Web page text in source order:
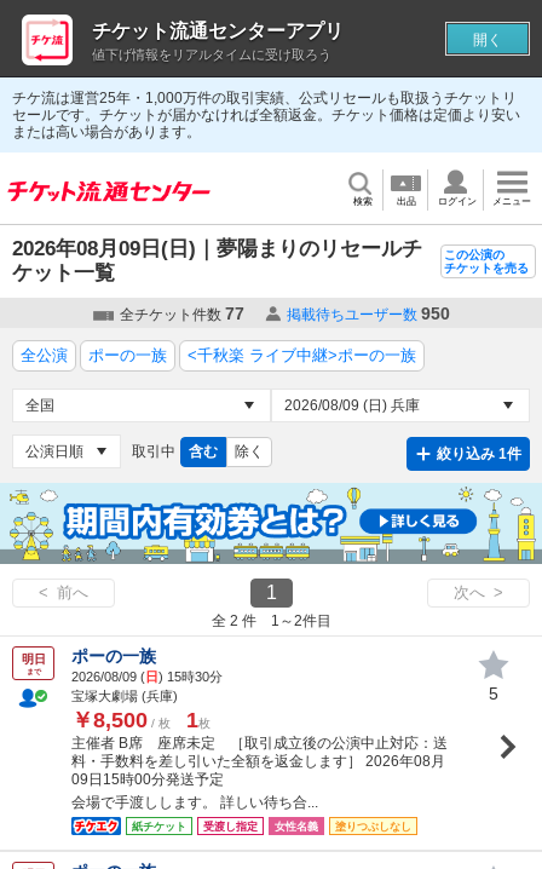
チケ流は運営25年・1,000万件の取引実績、公式リセールも取扱うチケットリ
セールです。チケットが届かなければ全額返金。チケット価格は定価より安い
または高い場合があります。
検索 出品 ログイン メニュー
2026年08月09日(日)｜夢陽まりのリセールチ
ケット一覧
この公演の
チケットを売る
全チケット件数 77 掲載待ちユーザー数 950
全公演 ポーの一族 <千秋楽 ライブ中継>ポーの一族
取引中 含む 除く 絞り込み 1件
< 前へ 1 次へ >
全 2 件 1～2件目
明日
まで
ポーの一族
2026/08/09 (日) 15時30分
宝塚大劇場 (兵庫)
￥8,500 / 枚 1枚
主催者 B席 座席未定 ［取引成立後の公演中止対応：送
料・手数料を差し引いた全額を返金します］ 2026年08月
09日15時00分発送予定
会場で手渡しします。 詳しい待ち合...
紙チケット 受渡し指定 女性名義 塗りつぶしなし
5
チケット流通センターアプリ
値下げ情報をリアルタイムに受け取ろう
開く